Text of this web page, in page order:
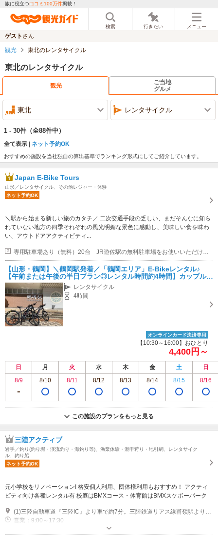
旅に役立つ口コミ100万件掲載！
検索 行きたい メニュー
ゲスト さん
観光 東北のレンタサイクル
東北のレンタサイクル
観光
ご当地
グルメ
東北 レンタサイクル
1 - 30件 （全88件中）
全て表示 ネット予約OK
おすすめの施設を当社独自の算出基準でランキング形式にしてご紹介しています。
Japan E-Bike Tours
山形／レンタサイクル、その他レジャー・体験
ネット予約OK
＼駅から始まる新しい旅のカタチ／ 二次交通手段の乏しい、まだそんなに知ら
れていない地方の四季それぞれの風光明媚な景色に感動し、美味しい食を味わ
い、アウトドアアクティビティ...
【山形・鶴岡】＼鶴岡駅発着／「鶴岡エリア」E-Bikeレンタル♪
【午前または午後の半日プラン◎レンタル時間約4時間】カップル・
友人・女性におすすめ♪レンタサイクル
4時間
オンラインカード決済専用
【10:30～16:00】おひとり
4,400円～
日 月 火 水 木 金 土
日
8/9
8/10 8/11 8/12 8/13 8/14 8/15 8/16
この施設のプランをもっと見る
三陸アクティブ
岩手／釣り(釣り堀・渓流釣り・海釣り等)、漁業体験・潮干狩り・地引網、レンタサイク
ル、釣り船
ネット予約OK
元小学校をリノベーション! 格安個人利用、団体様利用もおすすめ！ アクティ
ビティ向け各種レンタル有 校庭はBMXコース・体育館はBMXスケボーパーク
営業：9:00～17:30